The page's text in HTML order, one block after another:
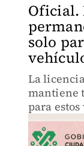
Oficial.
solo
La
mantiene
para